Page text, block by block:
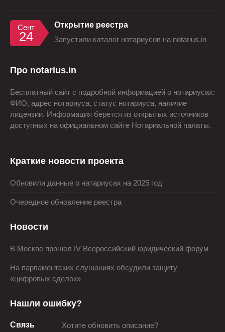
Сент
24
Открытие реестра
Запустили каталог нотариусов на notarius.in
Про notarius.in
Бесплатный сайт с подробной информацией о нотариусах:
ФИО, адрес нотариуса, статус нотариуса, наличие
лицензии. Информация берется из открытых источников
доступных на официальном сайте Нотариальной палаты.
Краткие новости проекта
Обновили данные о натариусах на 2025 год
Очередное обновление реестра
Новости
В Москве прошел IV Всероссийский юридический форум
На парламентских слушаниях обсудили защиту
«цифровых сделок»
Нашли ошибку?
Связь Хотите обновить описание?